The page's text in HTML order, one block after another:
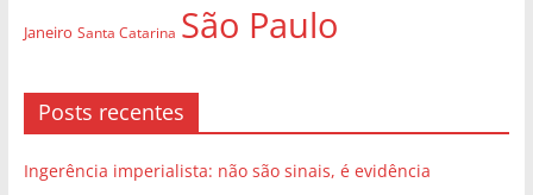
Janeiro Santa Catarina São Paulo
Posts recentes
Ingerência imperialista: não são sinais, é evidência